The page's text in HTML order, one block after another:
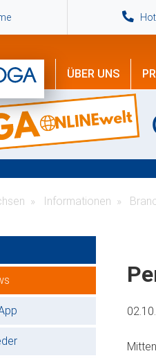
ÜBER UNS
Informationen